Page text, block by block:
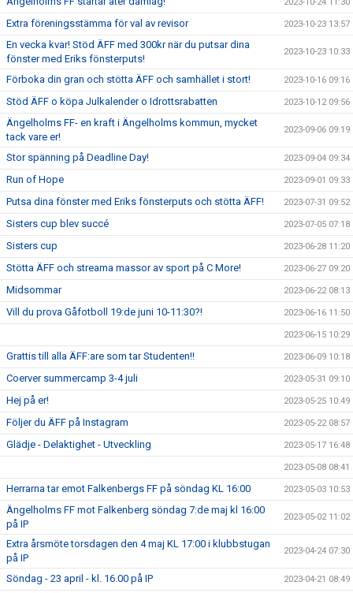
Extra föreningsstämma för val av revisor 2023-10-23 13:57
En vecka kvar! Stöd ÄFF med 300kr när du putsar dina
fönster med Eriks fönsterputs!
2023-10-23 10:33
Förboka din gran och stötta ÄFF och samhället i stort! 2023-10-16 09:16
Stöd ÄFF o köpa Julkalender o Idrottsrabatten 2023-10-12 09:56
Ängelholms FF- en kraft i Ängelholms kommun, mycket
tack vare er!
2023-09-06 09:19
Stor spänning på Deadline Day! 2023-09-04 09:34
Run of Hope 2023-09-01 09:33
Putsa dina fönster med Eriks fönsterputs och stötta ÄFF! 2023-07-31 09:52
Sisters cup blev succé 2023-07-05 07:18
Sisters cup 2023-06-28 11:20
Stötta ÄFF och streama massor av sport på C More! 2023-06-27 09:20
Midsommar 2023-06-22 08:13
Vill du prova Gåfotboll 19:de juni 10-11:30?! 2023-06-16 11:50
2023-06-15 10:29
Grattis till alla ÄFF:are som tar Studenten!! 2023-06-09 10:18
Coerver summercamp 3-4 juli 2023-05-31 09:10
Hej på er! 2023-05-25 10:49
Följer du ÄFF på Instagram 2023-05-22 08:57
Glädje - Delaktighet - Utveckling 2023-05-17 16:48
2023-05-08 08:41
Herrarna tar emot Falkenbergs FF på söndag KL 16:00 2023-05-03 10:53
Ängelholms FF mot Falkenberg söndag 7:de maj kl 16:00
på IP
2023-05-02 11:02
Extra årsmöte torsdagen den 4 maj KL 17:00 i klubbstugan
på IP
2023-04-24 07:30
Söndag - 23 april - kl. 16.00 på IP 2023-04-21 08:49